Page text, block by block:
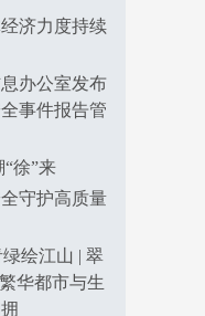
济力度持续
办公室发布
全事件报告管
徐”来
守护高质量
绘江山 | 翠
华都市与生